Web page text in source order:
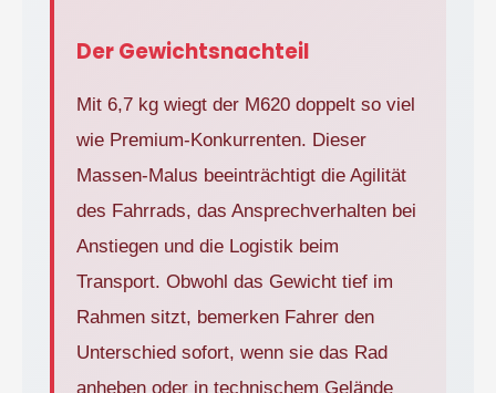
Der Gewichtsnachteil
Mit 6,7 kg wiegt der M620 doppelt so viel
wie Premium-Konkurrenten. Dieser
Massen-Malus beeinträchtigt die Agilität
des Fahrrads, das Ansprechverhalten bei
Anstiegen und die Logistik beim
Transport. Obwohl das Gewicht tief im
Rahmen sitzt, bemerken Fahrer den
Unterschied sofort, wenn sie das Rad
anheben oder in technischem Gelände